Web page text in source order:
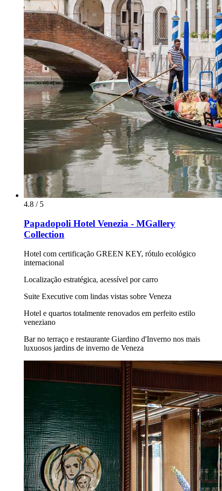
4.8 / 5
Papadopoli Hotel Venezia - MGallery
Collection
Hotel com certificação GREEN KEY, rótulo ecológico
internacional
Localização estratégica, acessível por carro
Suite Executive com lindas vistas sobre Veneza
Hotel e quartos totalmente renovados em perfeito estilo
veneziano
Bar no terraço e restaurante Giardino d'Inverno nos mais
luxuosos jardins de inverno de Veneza